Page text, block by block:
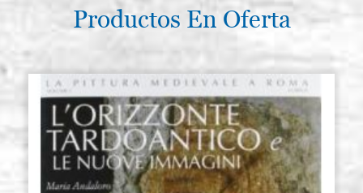
Productos En Oferta